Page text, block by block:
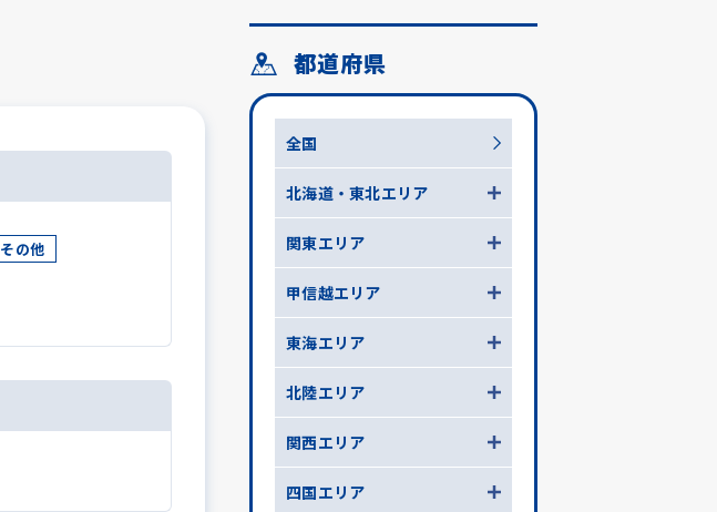
その他
都道府県
全国
北海道・東北エリア
関東エリア
甲信越エリア
東海エリア
北陸エリア
関西エリア
四国エリア